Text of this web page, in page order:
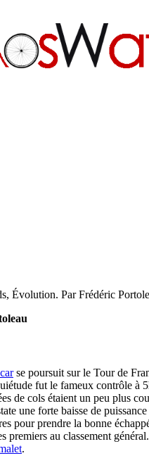
Évolution. Par Frédéric
se poursuit sur le Tour de
fut le fameux contrôle
de cols étaient un peu plus
une forte baisse de
pour prendre la bonne
premiers au classement
.